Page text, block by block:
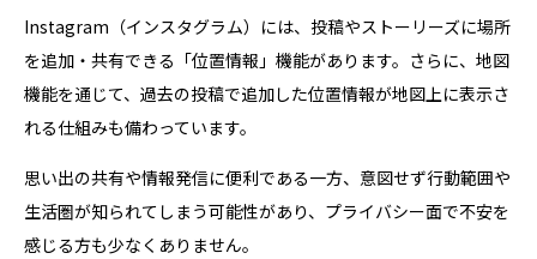
Instagram（インスタグラム）には、投稿やストーリーズに場所
を追加・共有できる「位置情報」機能があります。さらに、地図
機能を通じて、過去の投稿で追加した位置情報が地図上に表示さ
れる仕組みも備わっています。
思い出の共有や情報発信に便利である一方、意図せず行動範囲や
生活圏が知られてしまう可能性があり、プライバシー面で不安を
感じる方も少なくありません。